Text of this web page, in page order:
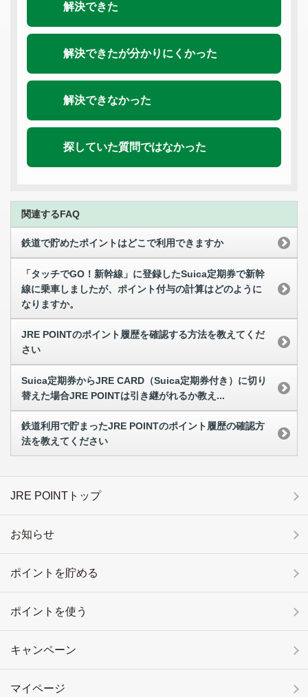
解決できた
解決できたが分かりにくかった
解決できなかった
探していた質問ではなかった
関連するFAQ
鉄道で貯めたポイントはどこで利用できますか
「タッチでGO！新幹線」に登録したSuica定期券で新幹
線に乗車しましたが、ポイント付与の計算はどのように
なりますか。
JRE POINTのポイント履歴を確認する方法を教えてくだ
さい
Suica定期券からJRE CARD（Suica定期券付き）に切り
替えた場合JRE POINTは引き継がれるか教え...
鉄道利用で貯まったJRE POINTのポイント履歴の確認方
法を教えてください
JRE POINTトップ
お知らせ
ポイントを貯める
ポイントを使う
キャンペーン
マイページ